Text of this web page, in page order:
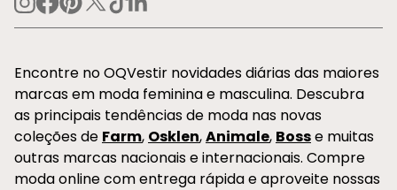
Encontre no OQVestir novidades diárias das maiores
marcas em moda feminina e masculina. Descubra
as principais tendências de moda nas novas
coleções de Farm, Osklen,Animale, Bosse muitas
outras marcas nacionais e internacionais. Compre
moda online com entrega rápida e aproveite nossas